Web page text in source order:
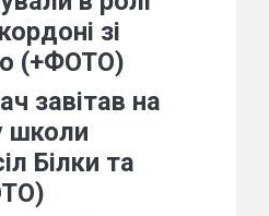
зі
(+ФОТО)
завітав на
школи
Білки та